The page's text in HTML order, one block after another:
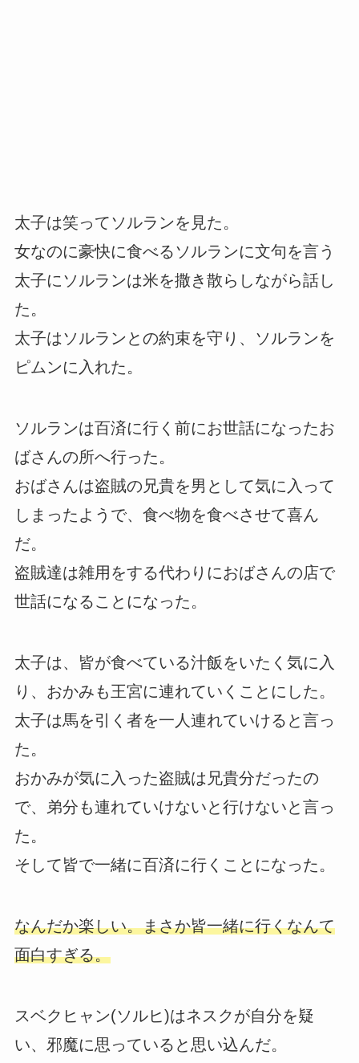
太子は笑ってソルランを見た。
女なのに豪快に食べるソルランに文句を言う
太子にソルランは米を撒き散らしながら話し
た。
太子はソルランとの約束を守り、ソルランを
ピムンに入れた。
ソルランは百済に行く前にお世話になったお
ばさんの所へ行った。
おばさんは盗賊の兄貴を男として気に入って
しまったようで、食べ物を食べさせて喜ん
だ。
盗賊達は雑用をする代わりにおばさんの店で
世話になることになった。
太子は、皆が食べている汁飯をいたく気に入
り、おかみも王宮に連れていくことにした。
太子は馬を引く者を一人連れていけると言っ
た。
おかみが気に入った盗賊は兄貴分だったの
で、弟分も連れていけないと行けないと言っ
た。
そして皆で一緒に百済に行くことになった。
なんだか楽しい。まさか皆一緒に行くなんて
面白すぎる。
スベクヒャン(ソルヒ)はネスクが自分を疑
い、邪魔に思っていると思い込んだ。